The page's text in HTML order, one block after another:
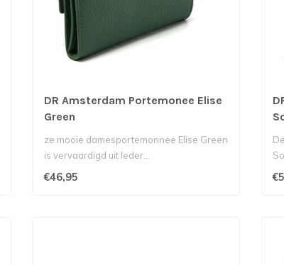
DR Amsterdam Portemonee Elise
Green
ze mooie damesportemonnee Elise Green
is vervaardigd uit leder...
€46,95